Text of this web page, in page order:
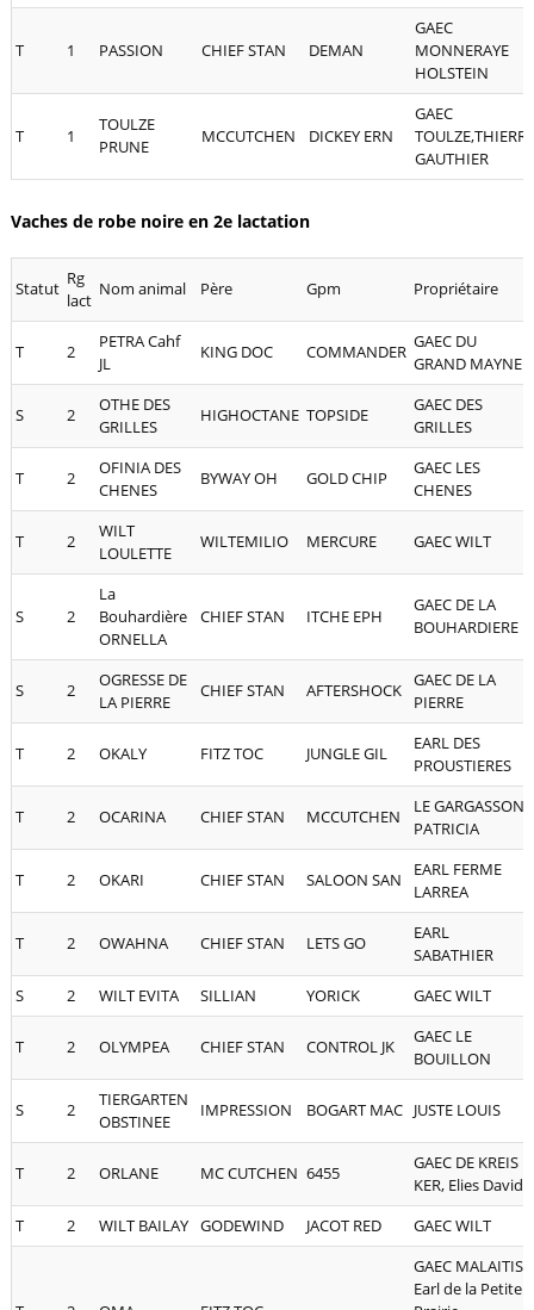
T 1 PASSION CHIEF STAN DEMAN
GAEC
MONNERAYE
HOLSTEIN
T 1
TOULZE
PRUNE
MCCUTCHEN DICKEY ERN
GAEC
TOULZE,THIERRY
GAUTHIER
Vaches de robe noire en 2e lactation
Statut Rg
lact
Nom animal Père Gpm Propriétaire
T 2
PETRA Cahf
JL
KING DOC COMMANDER GAEC DU
GRAND MAYNE
S 2
OTHE DES
GRILLES
HIGHOCTANE TOPSIDE
GAEC DES
GRILLES
T 2
OFINIA DES
CHENES
BYWAY OH GOLD CHIP
GAEC LES
CHENES
T 2
WILT
LOULETTE
WILTEMILIO MERCURE GAEC WILT
S 2
La
Bouhardière
ORNELLA
CHIEF STAN ITCHE EPH
GAEC DE LA
BOUHARDIERE
S 2
OGRESSE DE
LA PIERRE
CHIEF STAN AFTERSHOCK GAEC DE LA
PIERRE
T 2 OKALY FITZ TOC JUNGLE GIL
EARL DES
PROUSTIERES
T 2 OCARINA CHIEF STAN MCCUTCHEN
LE GARGASSON
PATRICIA
T 2 OKARI CHIEF STAN SALOON SAN
EARL FERME
LARREA
T 2 OWAHNA CHIEF STAN LETS GO
EARL
SABATHIER
S
2 WILT EVITA SILLIAN YORICK GAEC WILT
T 2 OLYMPEA CHIEF STAN CONTROL JK
GAEC LE
BOUILLON
S 2
TIERGARTEN
OBSTINEE
IMPRESSION BOGART MAC JUSTE LOUIS
T 2 ORLANE MC CUTCHEN 6455
GAEC DE KREIS
KER, Elies David
T
2 WILT BAILAY GODEWIND JACOT RED GAEC WILT
GAEC MALAITIS,
Earl de la Petite